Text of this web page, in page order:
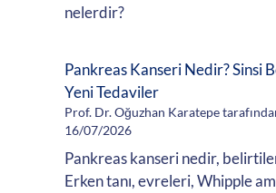
nelerdir?
Pankreas Kanseri Nedir? Sinsi
Yeni Tedaviler
Prof. Dr. Oğuzhan Karatepe
16/07/2026
Pankreas kanseri nedir,
Erken tanı, evreleri, Whipple